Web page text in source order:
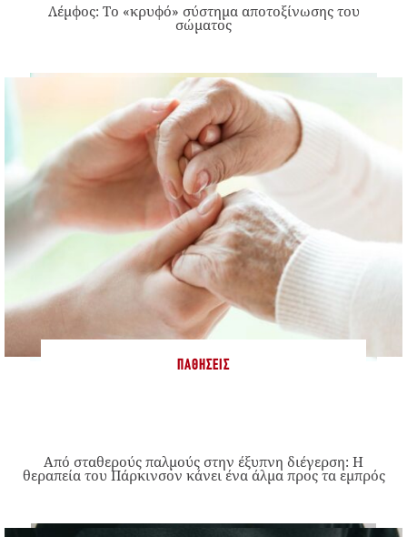
Λέμφος: Το «κρυφό» σύστημα αποτοξίνωσης του
σώματος
ΠΑΘΉΣΕΙΣ
Από σταθερούς παλμούς στην έξυπνη διέγερση: Η
θεραπεία του Πάρκινσον κάνει ένα άλμα προς τα εμπρός